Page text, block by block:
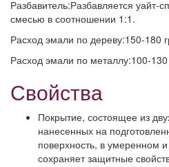
Разбавитель:Разбавляется уайт-
смесью в соотношении 1:1.
Расход эмали по дереву:150-180
Расход эмали по металлу:100-
Свойства
Покрытие, состоящее из
нанесенных на
поверхность, в умеренном
сохраняет защитные